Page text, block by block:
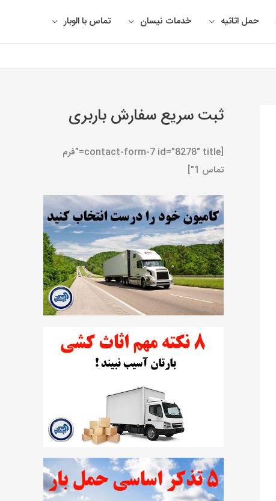
حمل اثاثیه خدمات نیسان تماس با الوبار
ثبت سریع سفارش باربری
[contact-form-7 id=”8278″ title=”فرم
تماس 1″]